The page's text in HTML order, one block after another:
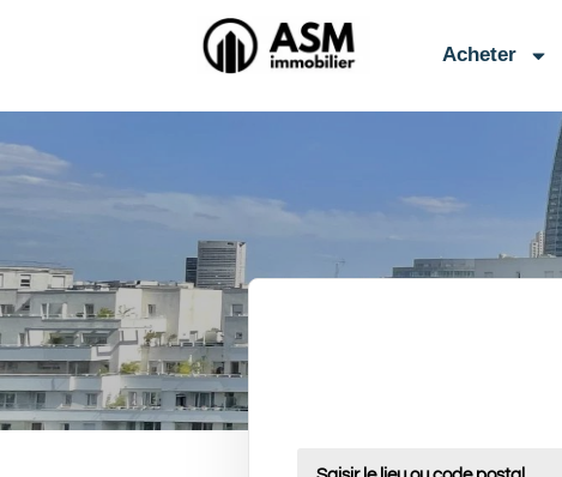
Acheter